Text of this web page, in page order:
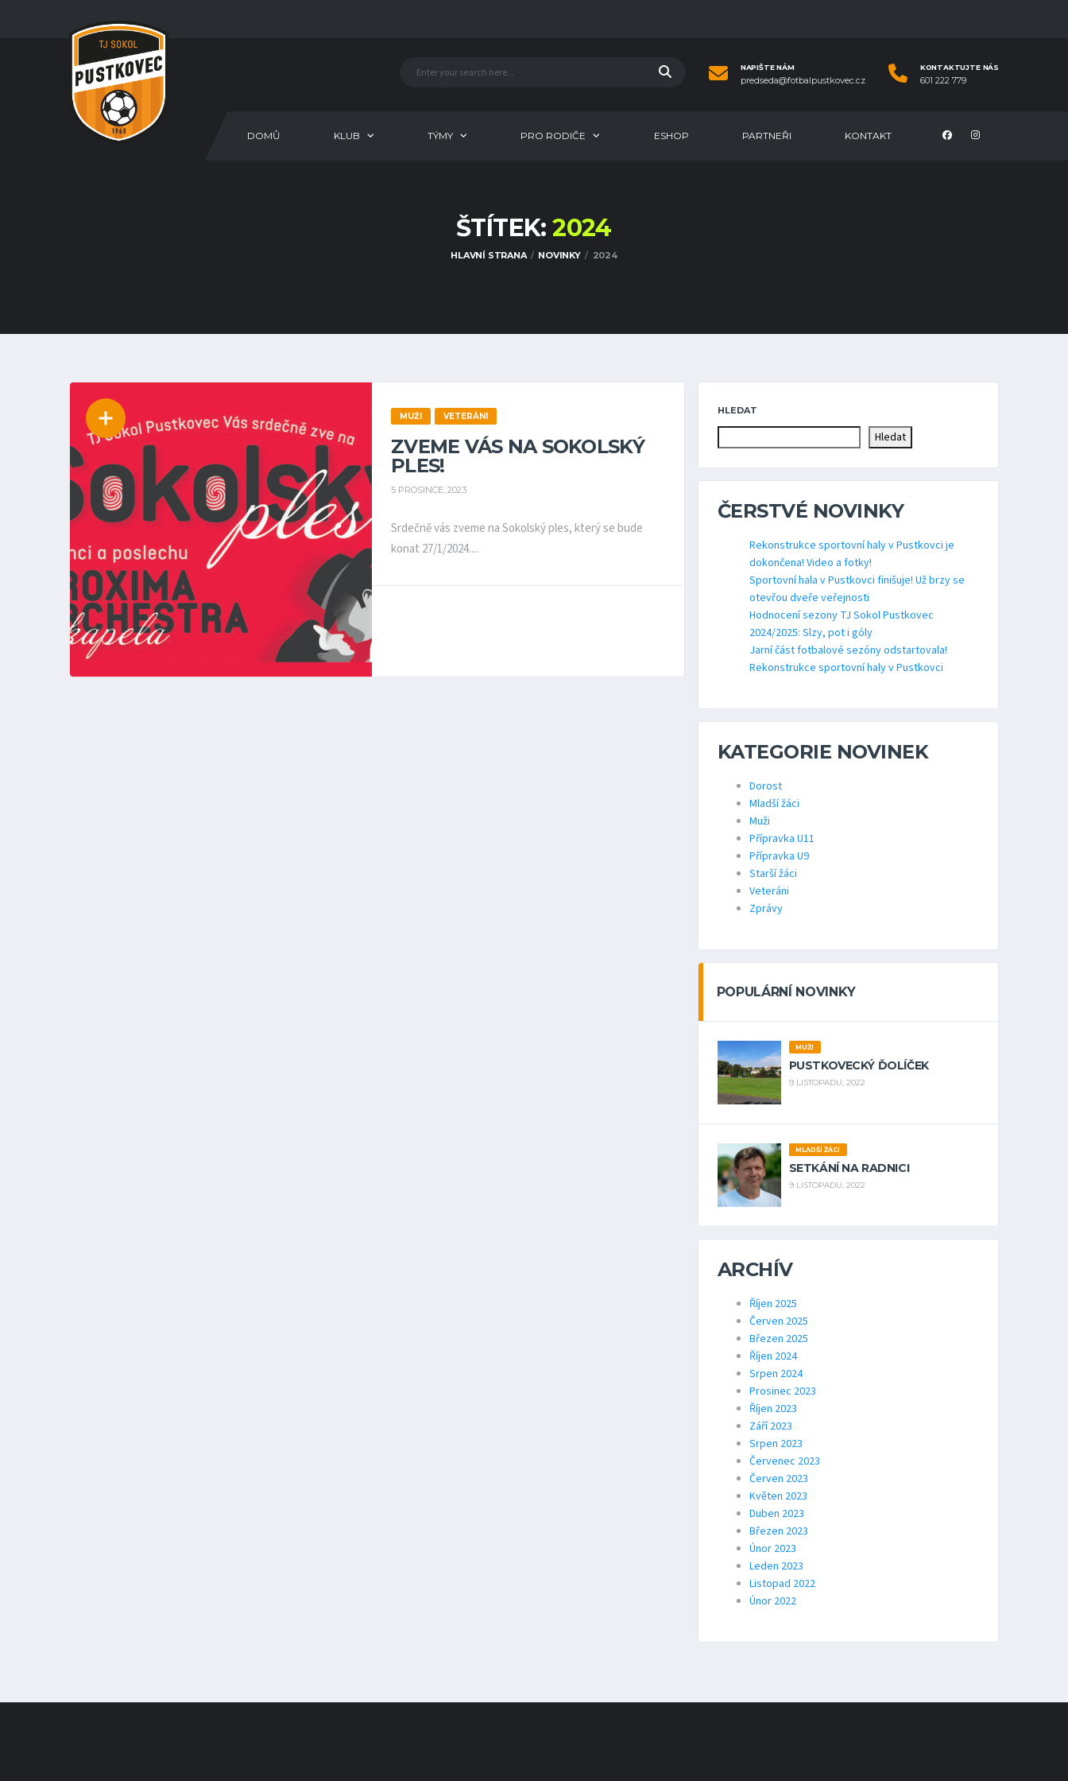
NAPIŠTE NÁM
predseda@fotbalpustkovec.cz
KONTAKTUJTE NÁS
601 222 779
DOMŮ KLUB TÝMY PRO RODIČE ESHOP PARTNEŘI KONTAKT
ŠTÍTEK:2024
HLAVNÍ STRANA NOVINKY 2024
MUŽI VETERÁNI
ZVEME VÁS NA SOKOLSKÝ
PLES!
5 PROSINCE, 2023
Srdečně vás zveme na Sokolský ples, který se bude
konat 27/1/2024....
HLEDAT
Hledat
ČERSTVÉ NOVINKY
Rekonstrukce sportovní haly v Pustkovci je
dokončena! Video a fotky!
Sportovní hala v Pustkovci finišuje! Už brzy se
otevřou dveře veřejnosti
Hodnocení sezony TJ Sokol Pustkovec
2024/2025: Slzy, pot i góly
Jarní část fotbalové sezóny odstartovala!
Rekonstrukce sportovní haly v Pustkovci
KATEGORIE NOVINEK
Dorost
Mladší žáci
Muži
Přípravka U11
Přípravka U9
Starší žáci
Veteráni
Zprávy
POPULÁRNÍ NOVINKY
MUŽI
PUSTKOVECKÝ ĎOLÍČEK
9 LISTOPADU, 2022
MLADŠÍ ŽÁCI
SETKÁNÍ NA RADNICI
9 LISTOPADU, 2022
ARCHÍV
Říjen 2025
Červen 2025
Březen 2025
Říjen 2024
Srpen 2024
Prosinec 2023
Říjen 2023
Září 2023
Srpen 2023
Červenec 2023
Červen 2023
Květen 2023
Duben 2023
Březen 2023
Únor 2023
Leden 2023
Listopad 2022
Únor 2022